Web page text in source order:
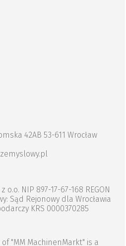
42AB 53-611 Wrocław
NIP 897-17-67-168 REGON
Sąd Rejonowy dla Wrocławia
KRS 0000370285
"MM MachinenMarkt" is a